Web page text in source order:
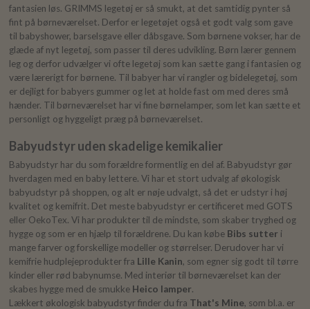
fantasien løs. GRIMMS legetøj er så smukt, at det samtidig pynter så
fint på børneværelset. Derfor er legetøjet også et godt valg som gave
til babyshower, barselsgave eller dåbsgave. Som børnene vokser, har de
glæde af nyt legetøj, som passer til deres udvikling. Børn lærer gennem
leg og derfor udvælger vi ofte legetøj som kan sætte gang i fantasien og
være lærerigt for børnene. Til babyer har vi rangler og bidelegetøj, som
er dejligt for babyers gummer og let at holde fast om med deres små
hænder. Til børneværelset har vi fine børnelamper, som let kan sætte et
personligt og hyggeligt præg på børneværelset.
Babyudstyr uden skadelige kemikalier
Babyudstyr har du som forældre formentlig en del af. Babyudstyr gør
hverdagen med en baby lettere. Vi har et stort udvalg af økologisk
babyudstyr på shoppen, og alt er nøje udvalgt, så det er udstyr i høj
kvalitet og kemifrit. Det meste babyudstyr er certificeret med GOTS
eller OekoTex. Vi har produkter til de mindste, som skaber tryghed og
hygge og som er en hjælp til forældrene. Du kan købe Bibs sutter i
mange farver og forskellige modeller og størrelser. Derudover har vi
kemifrie hudplejeprodukter fra Lille Kanin, som egner sig godt til tørre
kinder eller rød babynumse. Med interiør til børneværelset kan der
skabes hygge med de smukke Heico lamper.
Lækkert økologisk babyudstyr finder du fra That's Mine, som bl.a. er